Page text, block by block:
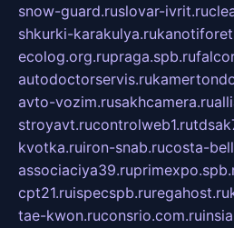
snow-guard.ruslovar-ivrit.ru
shkurki-karakulya.ru
ecolog.org.rupraga.spb.ru
autodoctorservis.ru
avto-vozim.rusakhcamera.ru
stroyavt.rucontrolweb1.ru
kvotka.ruiron-snab.rucosta-
associaciya39.ru
cpt21.ruispecspb.ruregahost.ru
tae-kwon.ruconsrio.com.ru